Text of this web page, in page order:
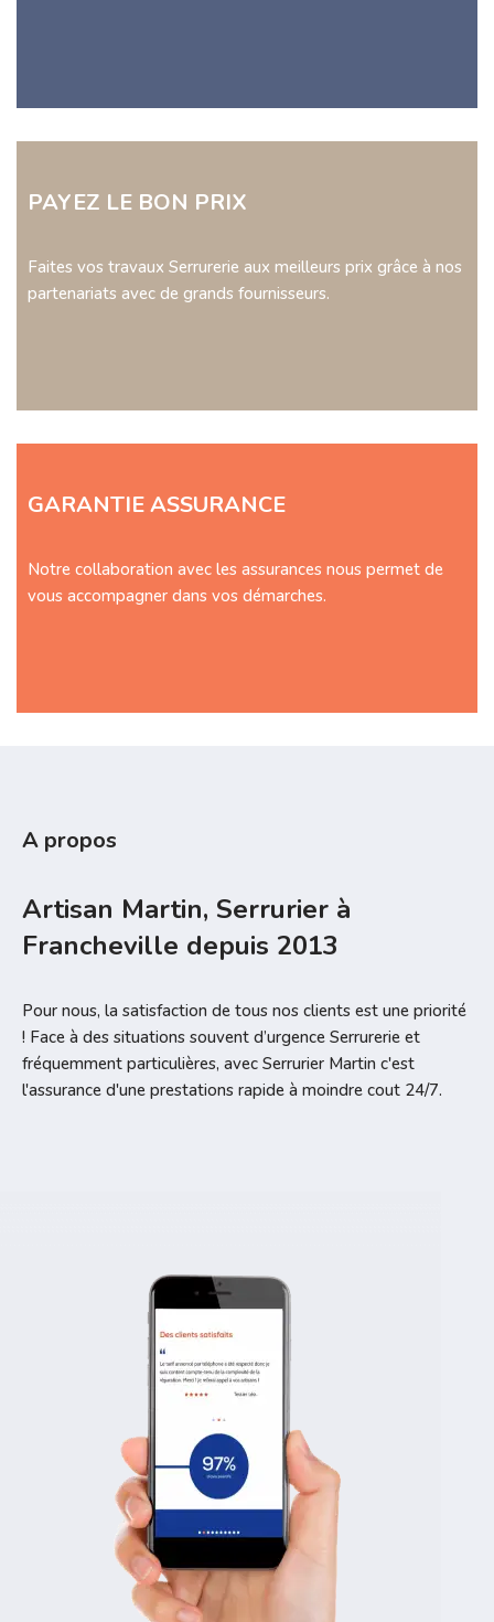
PAYEZ LE BON PRIX
Faites vos travaux Serrurerie aux meilleurs prix grâce à nos
partenariats avec de grands fournisseurs.
GARANTIE ASSURANCE
Notre collaboration avec les assurances nous permet de
vous accompagner dans vos démarches.
A propos
Artisan Martin, Serrurier à
Francheville depuis 2013
Pour nous, la satisfaction de tous nos clients est une priorité
! Face à des situations souvent d’urgence Serrurerie et
fréquemment particulières, avec Serrurier Martin c'est
l'assurance d'une prestations rapide à moindre cout 24/7.